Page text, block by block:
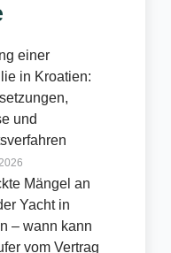
einer
in Kroatien:
und
Mängel an
Yacht in
– wann kann
vom Vertrag